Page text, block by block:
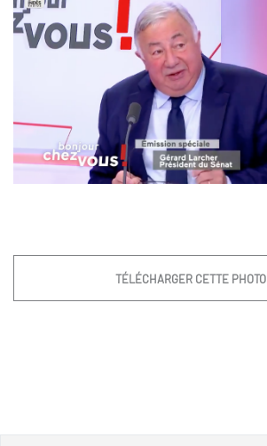
TÉLÉCHARGER CETTE PHOTO